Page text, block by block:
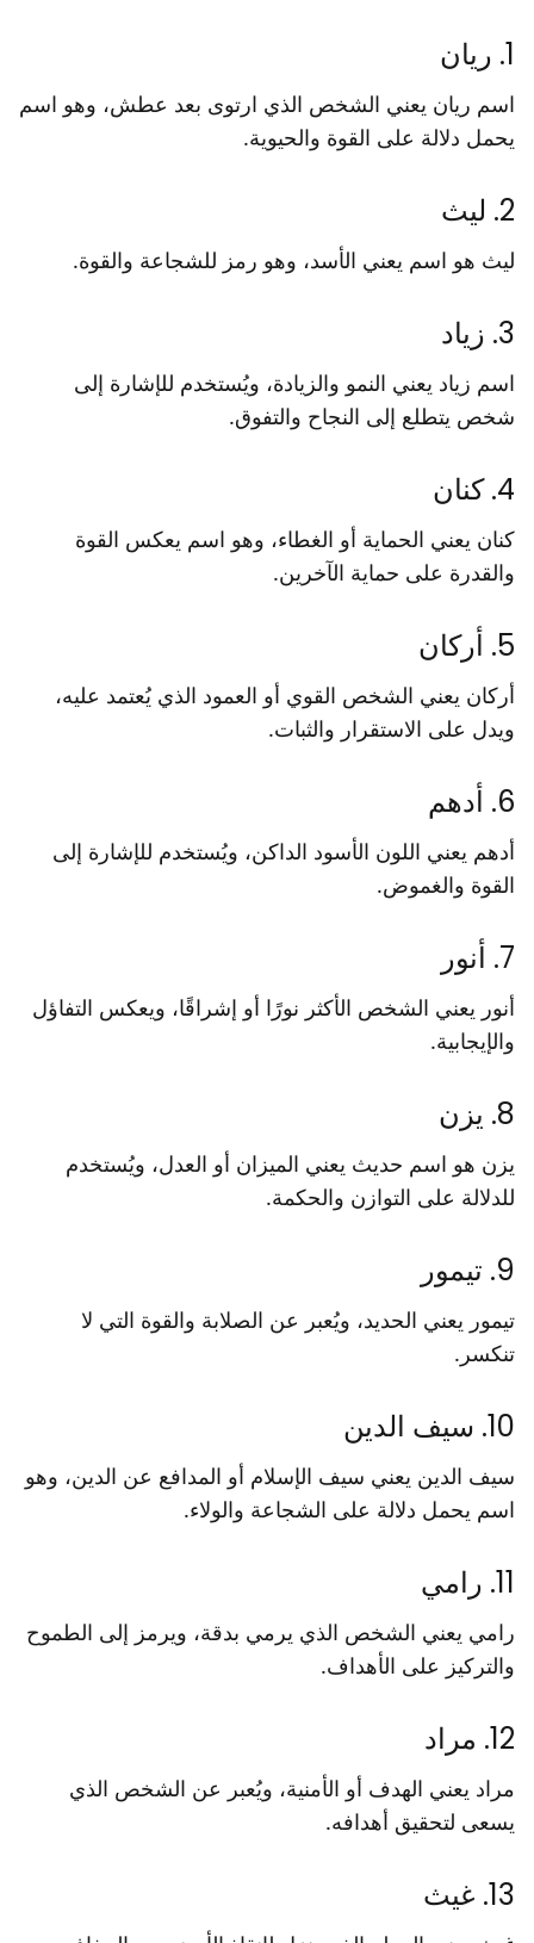
1. ريان
اسم ريان يعني الشخص الذي ارتوى بعد عطش، وهو اسم
يحمل دلالة على القوة والحيوية.
2. ليث
ليث هو اسم يعني الأسد، وهو رمز للشجاعة والقوة.
3. زياد
اسم زياد يعني النمو والزيادة، ويُستخدم للإشارة إلى
شخص يتطلع إلى النجاح والتفوق.
4. كنان
كنان يعني الحماية أو الغطاء، وهو اسم يعكس القوة
والقدرة على حماية الآخرين.
5. أركان
أركان يعني الشخص القوي أو العمود الذي يُعتمد عليه،
ويدل على الاستقرار والثبات.
6. أدهم
أدهم يعني اللون الأسود الداكن، ويُستخدم للإشارة إلى
القوة والغموض.
7. أنور
أنور يعني الشخص الأكثر نورًا أو إشراقًا، ويعكس التفاؤل
والإيجابية.
8. يزن
يزن هو اسم حديث يعني الميزان أو العدل، ويُستخدم
للدلالة على التوازن والحكمة.
9. تيمور
تيمور يعني الحديد، ويُعبر عن الصلابة والقوة التي لا
تنكسر.
10. سيف الدين
سيف الدين يعني سيف الإسلام أو المدافع عن الدين، وهو
اسم يحمل دلالة على الشجاعة والولاء.
11. رامي
رامي يعني الشخص الذي يرمي بدقة، ويرمز إلى الطموح
والتركيز على الأهداف.
12. مراد
مراد يعني الهدف أو الأمنية، ويُعبر عن الشخص الذي
يسعى لتحقيق أهدافه.
13. غيث